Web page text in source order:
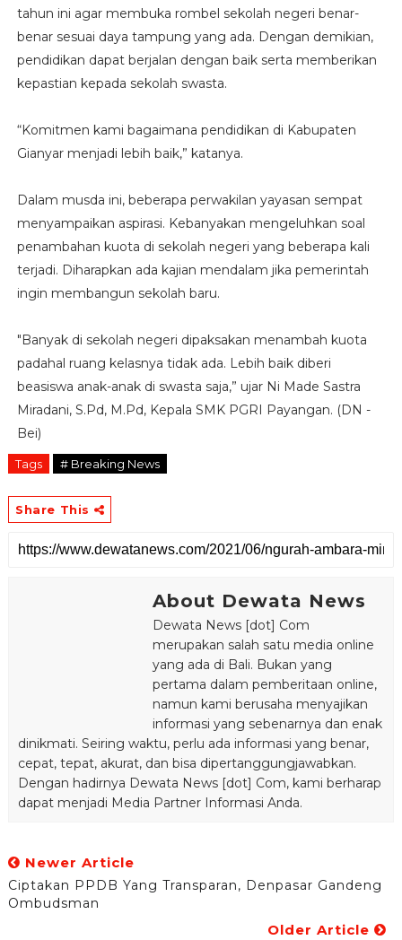
tahun ini agar membuka rombel sekolah negeri benar-
benar sesuai daya tampung yang ada. Dengan demikian,
pendidikan dapat berjalan dengan baik serta memberikan
kepastian kepada sekolah swasta.
“Komitmen kami bagaimana pendidikan di Kabupaten
Gianyar menjadi lebih baik,” katanya.
Dalam musda ini, beberapa perwakilan yayasan sempat
menyampaikan aspirasi. Kebanyakan mengeluhkan soal
penambahan kuota di sekolah negeri yang beberapa kali
terjadi. Diharapkan ada kajian mendalam jika pemerintah
ingin membangun sekolah baru.
"Banyak di sekolah negeri dipaksakan menambah kuota
padahal ruang kelasnya tidak ada. Lebih baik diberi
beasiswa anak-anak di swasta saja,” ujar Ni Made Sastra
Miradani, S.Pd, M.Pd, Kepala SMK PGRI Payangan. (DN -
Bei)
Tags # Breaking News
Share This
About Dewata News
Dewata News [dot] Com
merupakan salah satu media online
yang ada di Bali. Bukan yang
pertama dalam pemberitaan online,
namun kami berusaha menyajikan
informasi yang sebenarnya dan enak
dinikmati. Seiring waktu, perlu ada informasi yang benar,
cepat, tepat, akurat, dan bisa dipertanggungjawabkan.
Dengan hadirnya Dewata News [dot] Com, kami berharap
dapat menjadi Media Partner Informasi Anda.
Newer Article
Ciptakan PPDB Yang Transparan, Denpasar Gandeng
Ombudsman
Older Article